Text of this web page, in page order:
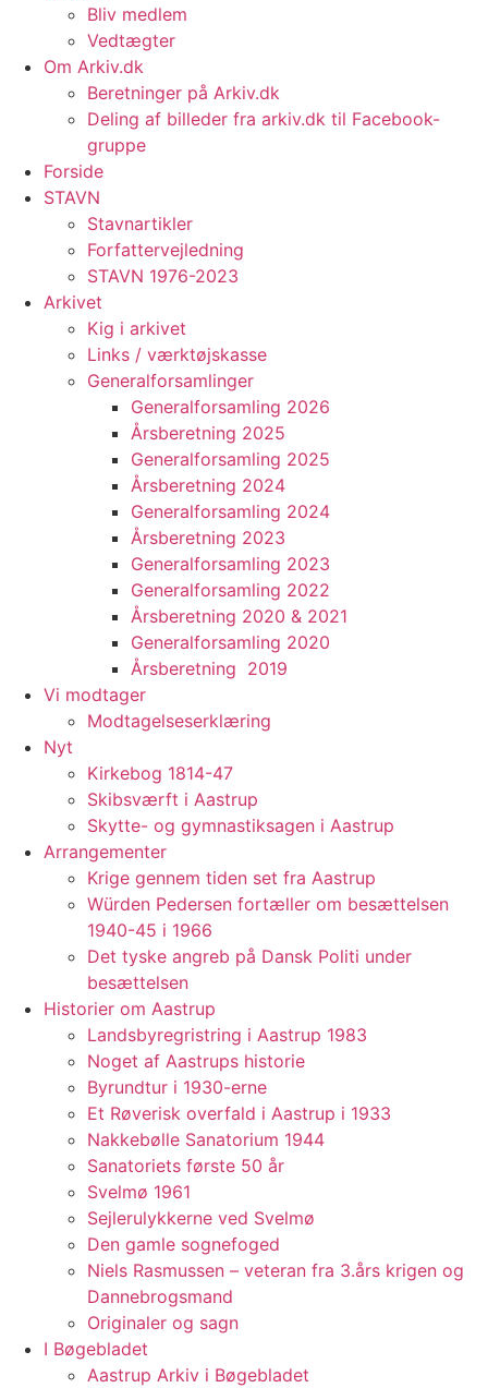
Bliv medlem
Vedtægter
Om Arkiv.dk
Beretninger på Arkiv.dk
Deling af billeder fra arkiv.dk til Facebook-
gruppe
Forside
STAVN
Stavnartikler
Forfattervejledning
STAVN 1976-2023
Arkivet
Kig i arkivet
Links / værktøjskasse
Generalforsamlinger
Generalforsamling 2026
Årsberetning 2025
Generalforsamling 2025
Årsberetning 2024
Generalforsamling 2024
Årsberetning 2023
Generalforsamling 2023
Generalforsamling 2022
Årsberetning 2020 & 2021
Generalforsamling 2020
Årsberetning 2019
Vi modtager
Modtagelseserklæring
Nyt
Kirkebog 1814-47
Skibsværft i Aastrup
Skytte- og gymnastiksagen i Aastrup
Arrangementer
Krige gennem tiden set fra Aastrup
Würden Pedersen fortæller om besættelsen
1940-45 i 1966
Det tyske angreb på Dansk Politi under
besættelsen
Historier om Aastrup
Landsbyregristring i Aastrup 1983
Noget af Aastrups historie
Byrundtur i 1930-erne
Et Røverisk overfald i Aastrup i 1933
Nakkebølle Sanatorium 1944
Sanatoriets første 50 år
Svelmø 1961
Sejlerulykkerne ved Svelmø
Den gamle sognefoged
Niels Rasmussen – veteran fra 3.års krigen og
Dannebrogsmand
Originaler og sagn
I Bøgebladet
Aastrup Arkiv i Bøgebladet